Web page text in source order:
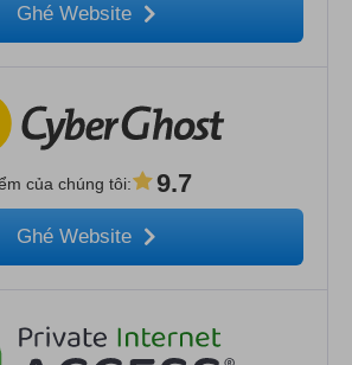
Ghé Website
của chúng tôi: 9.7
Ghé Website